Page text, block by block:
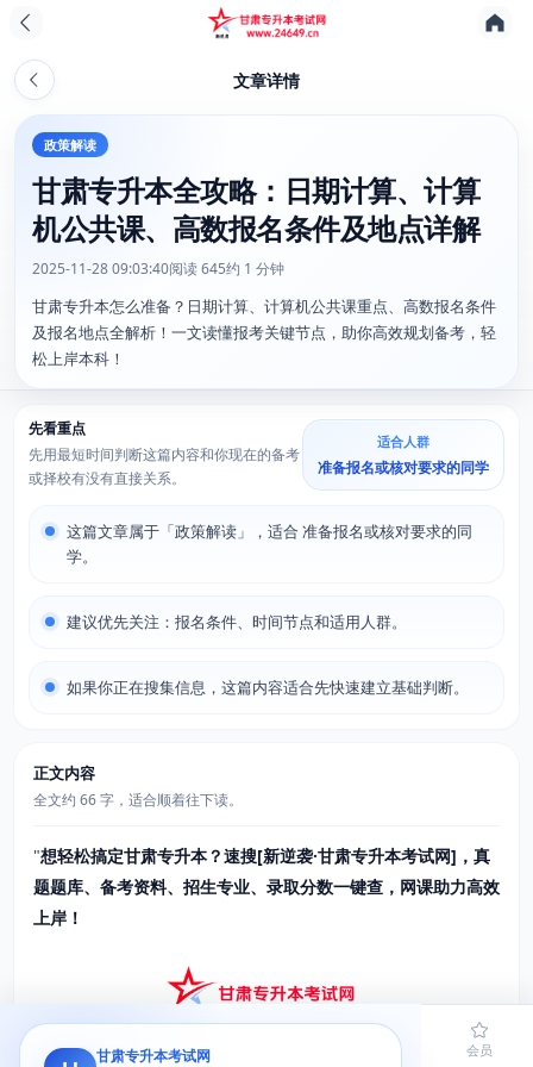
文章详情
政策解读
甘肃专升本全攻略：日期计算、计算
机公共课、高数报名条件及地点详解
2025-11-28 09:03:40阅读 645约 1 分钟
甘肃专升本怎么准备？日期计算、计算机公共课重点、高数报名条件
及报名地点全解析！一文读懂报考关键节点，助你高效规划备考，轻
松上岸本科！
先看重点
先用最短时间判断这篇内容和你现在的备考
或择校有没有直接关系。
适合人群
准备报名或核对要求的同学
这篇文章属于「政策解读」，适合 准备报名或核对要求的同
学。
建议优先关注：报名条件、时间节点和适用人群。
如果你正在搜集信息，这篇内容适合先快速建立基础判断。
正文内容
全文约 66 字，适合顺着往下读。
"想轻松搞定甘肃专升本？速搜[新逆袭·甘肃专升本考试网]，真
题题库、备考资料、招生专业、录取分数一键查，网课助力高效
上岸！
甘肃专升本考试网
首页 题库 会员